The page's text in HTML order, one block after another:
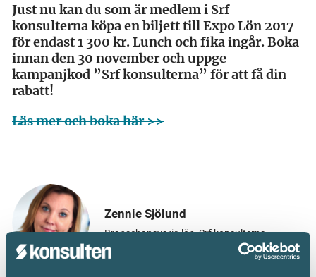
Just nu kan du som är medlem i Srf
konsulterna köpa en biljett till Expo Lön 2017
för endast 1 300 kr. Lunch och fika ingår. Boka
innan den 30 november och uppge
kampanjkod ”Srf konsulterna” för att få din
rabatt!
Läs mer och boka här >>
Zennie Sjölund
Branschansvarig lön, Srf konsulterna